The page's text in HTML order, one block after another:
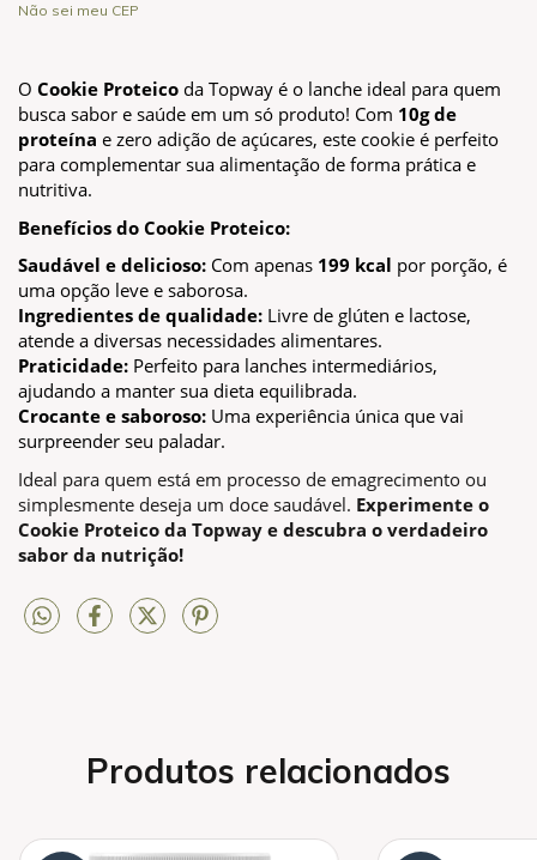
Não sei meu CEP
O Cookie Proteico da Topway é o lanche ideal para quem
busca sabor e saúde em um só produto! Com 10g de
proteína e zero adição de açúcares, este cookie é perfeito
para complementar sua alimentação de forma prática e
nutritiva.
Benefícios do Cookie Proteico:
Saudável e delicioso: Com apenas 199 kcal por porção, é
uma opção leve e saborosa.
Ingredientes de qualidade: Livre de glúten e lactose,
atende a diversas necessidades alimentares.
Praticidade: Perfeito para lanches intermediários,
ajudando a manter sua dieta equilibrada.
Crocante e saboroso: Uma experiência única que vai
surpreender seu paladar.
Ideal para quem está em processo de emagrecimento ou
simplesmente deseja um doce saudável. Experimente o
Cookie Proteico da Topway e descubra o verdadeiro
sabor da nutrição!
Produtos relacionados